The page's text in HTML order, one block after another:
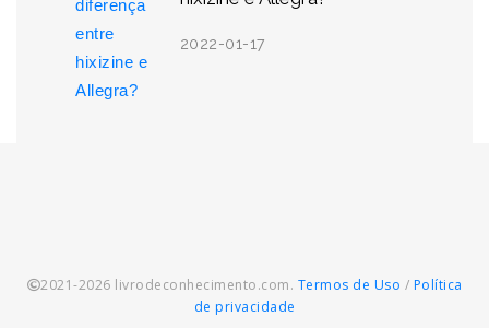
2022-01-17
2021-2026 livrodeconhecimento.com. Termos de Uso / Política
de privacidade